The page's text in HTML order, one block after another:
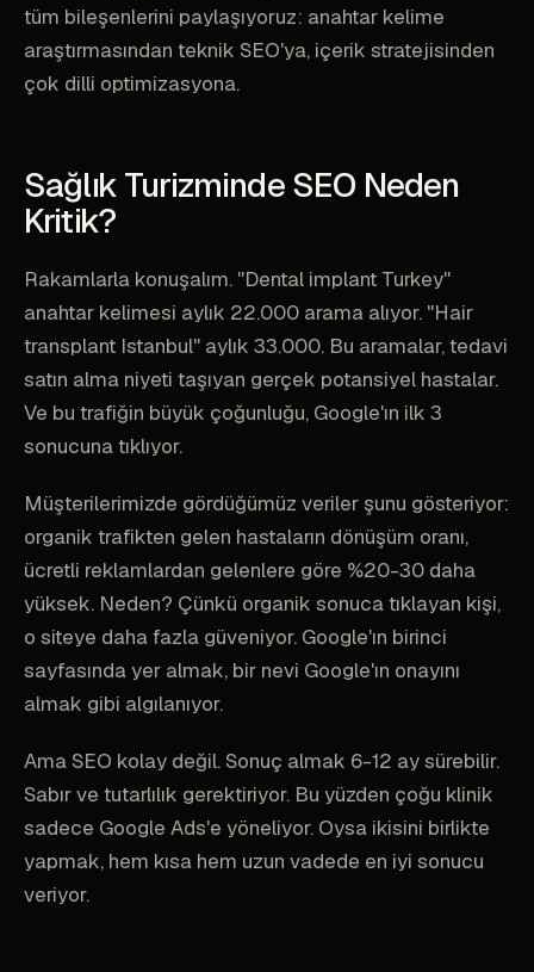
tüm bileşenlerini paylaşıyoruz: anahtar kelime
araştırmasından teknik SEO'ya, içerik stratejisinden
çok dilli optimizasyona.
Sağlık Turizminde SEO Neden
Kritik?
Rakamlarla konuşalım. "Dental implant Turkey"
anahtar kelimesi aylık 22.000 arama alıyor. "Hair
transplant Istanbul" aylık 33.000. Bu aramalar, tedavi
satın alma niyeti taşıyan gerçek potansiyel hastalar.
Ve bu trafiğin büyük çoğunluğu, Google'ın ilk 3
sonucuna tıklıyor.
Müşterilerimizde gördüğümüz veriler şunu gösteriyor:
organik trafikten gelen hastaların dönüşüm oranı,
ücretli reklamlardan gelenlere göre %20-30 daha
yüksek. Neden? Çünkü organik sonuca tıklayan kişi,
o siteye daha fazla güveniyor. Google'ın birinci
sayfasında yer almak, bir nevi Google'ın onayını
almak gibi algılanıyor.
Ama SEO kolay değil. Sonuç almak 6-12 ay sürebilir.
Sabır ve tutarlılık gerektiriyor. Bu yüzden çoğu klinik
sadece Google Ads'e yöneliyor. Oysa ikisini birlikte
yapmak, hem kısa hem uzun vadede en iyi sonucu
veriyor.